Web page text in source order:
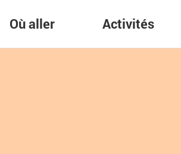
Où aller Activités